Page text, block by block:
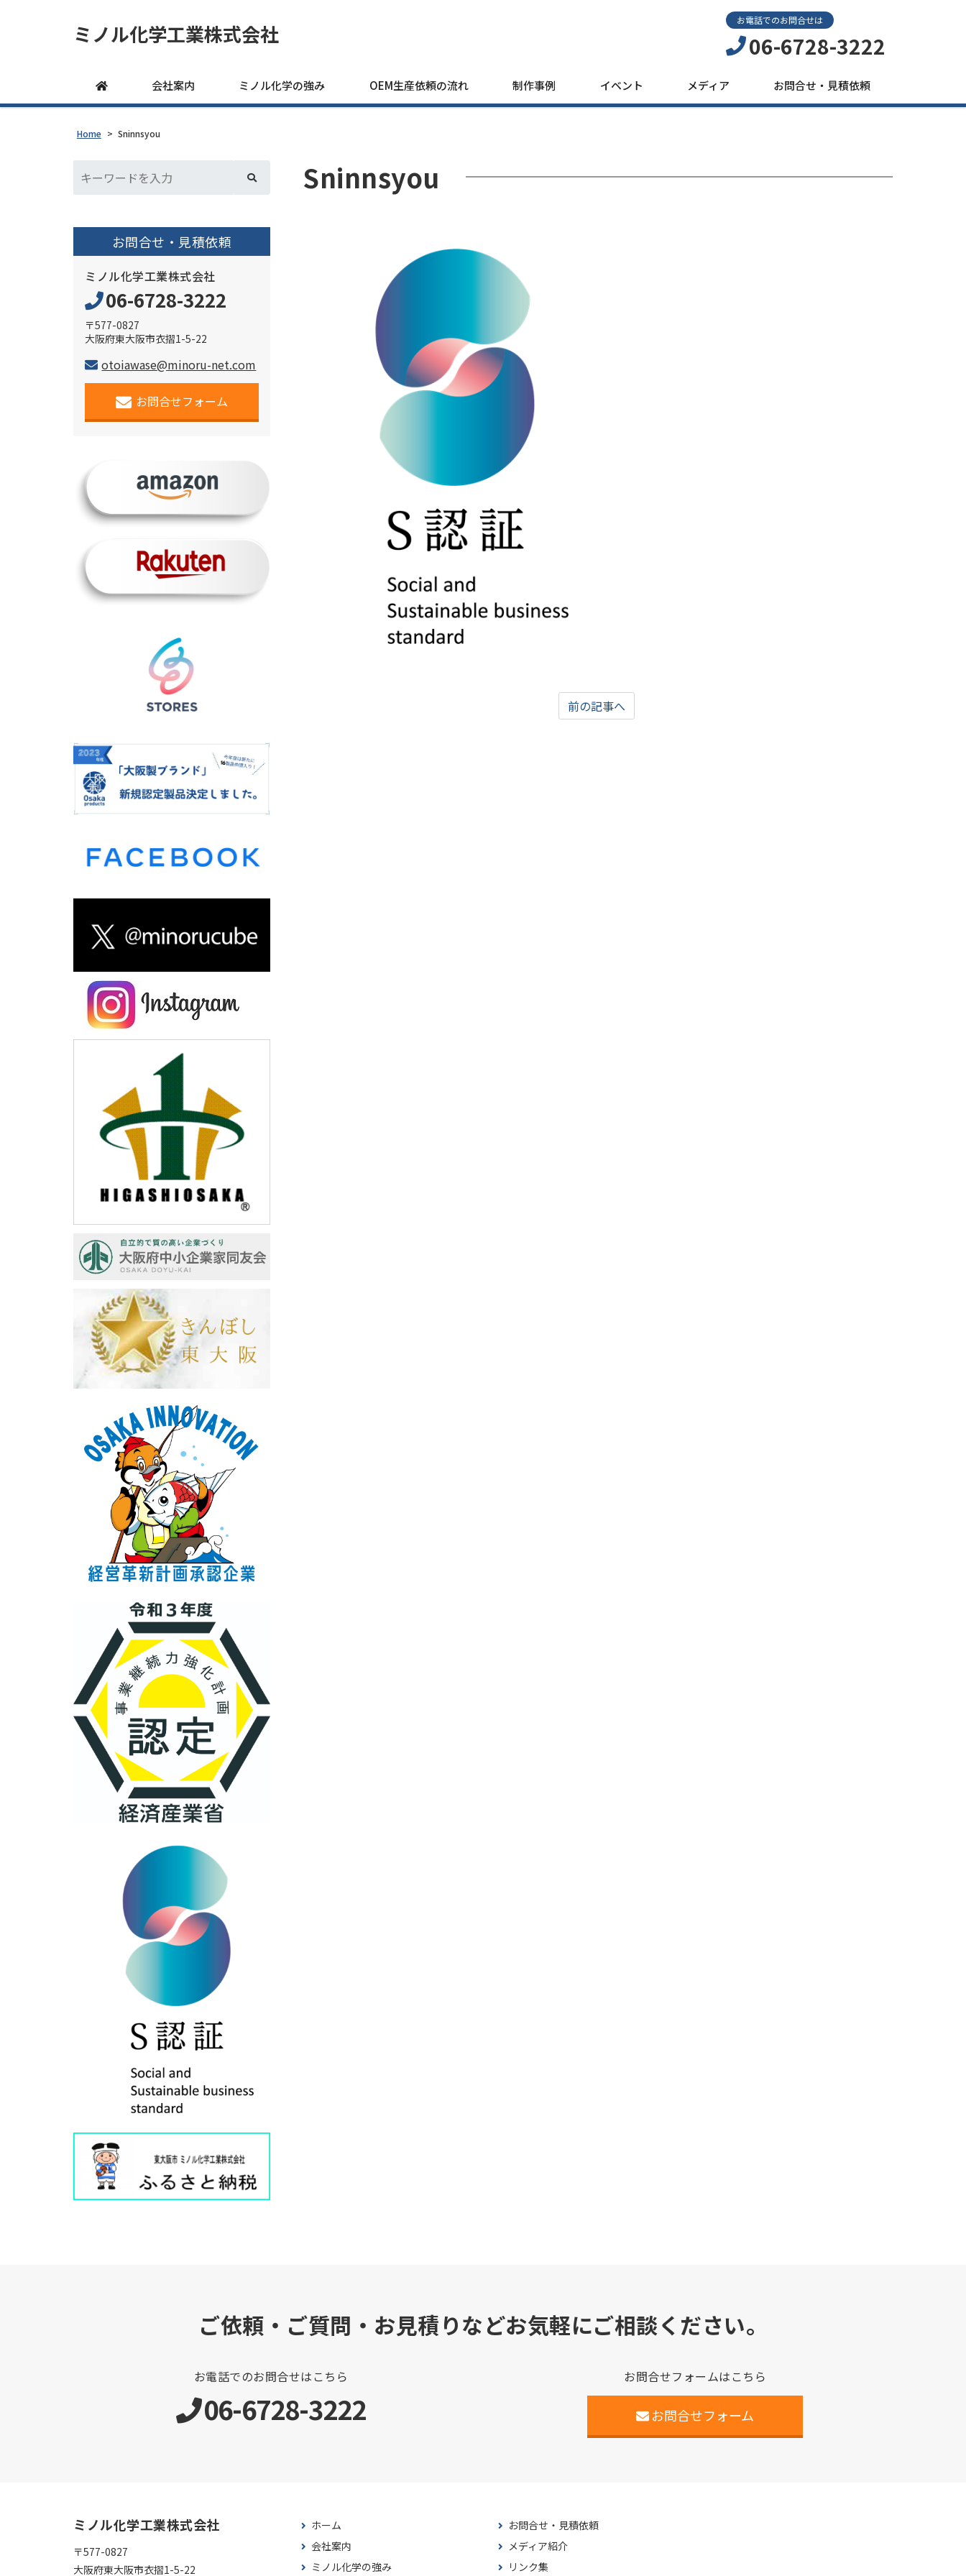
ミノル化学工業株式会社
お電話でのお問合せは
06-6728-3222
会社案内 ミノル化学の強み OEM生産依頼の流れ 制作事例 イベント メディア お問合せ・見積依頼
Home > Sninnsyou
Sninnsyou
前の記事へ
お問合せ・見積依頼
ミノル化学工業株式会社
06-6728-3222
〒577-0827
大阪府東大阪市衣摺1-5-22
otoiawase@minoru-net.com
お問合せフォーム
ご依頼・ご質問・お見積りなどお気軽にご相談ください。
お電話でのお問合せはこちら
06-6728-3222
お問合せフォームはこちら
お問合せフォーム
ミノル化学工業株式会社
〒577-0827
大阪府東大阪市衣摺1-5-22
ホーム
会社案内
ミノル化学の強み
お問合せ・見積依頼
メディア紹介
リンク集